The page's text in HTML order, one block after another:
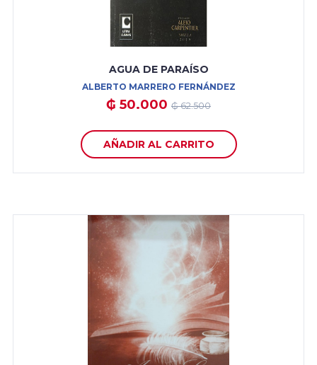
AGUA DE PARAÍSO
ALBERTO MARRERO FERNÁNDEZ
₲ 50.000 ₲ 62.500
AÑADIR AL CARRITO